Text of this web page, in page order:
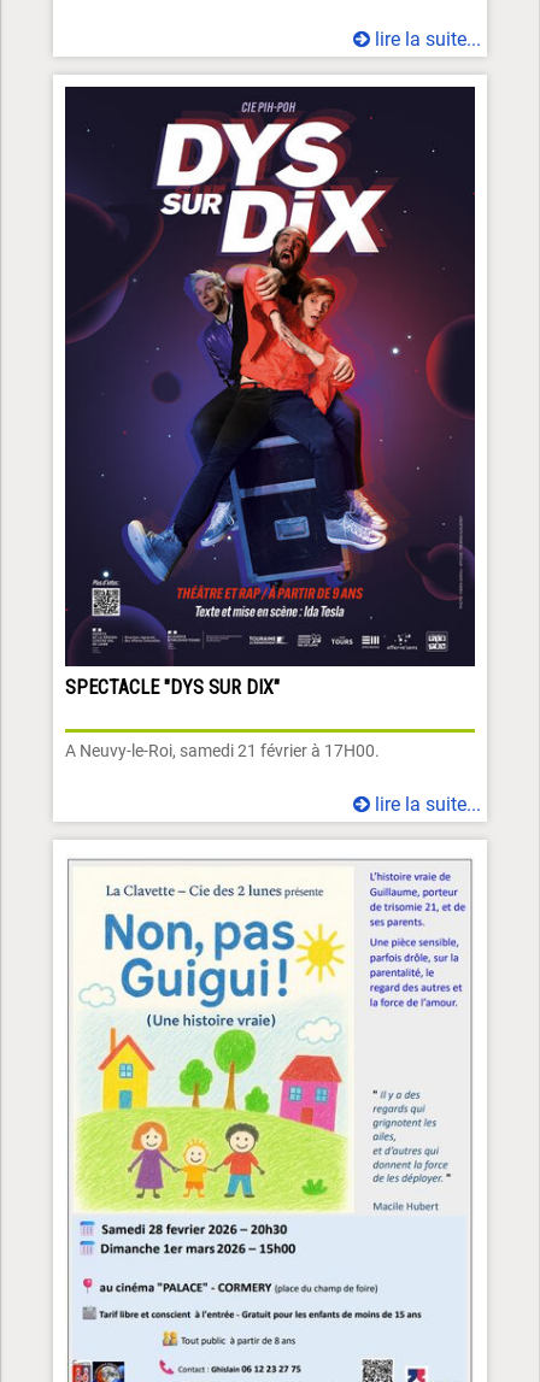
lire la suite...
SPECTACLE "DYS SUR DIX"
A Neuvy-le-Roi, samedi 21 février à 17H00.
lire la suite...